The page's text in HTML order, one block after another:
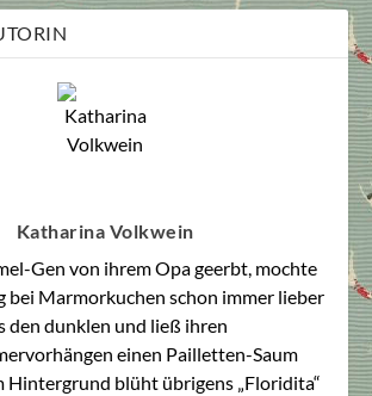
Katharina Volkwein
Gen von ihrem Opa geerbt, mochte
bei Marmorkuchen schon immer lieber
den dunklen und ließ ihren
einen Pailletten-Saum
Hintergrund blüht übrigens „Floridita“